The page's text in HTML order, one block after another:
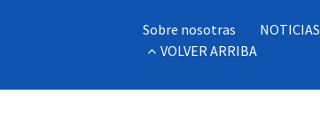
Sobre nosotras NOTICIAS
VOLVER ARRIBA